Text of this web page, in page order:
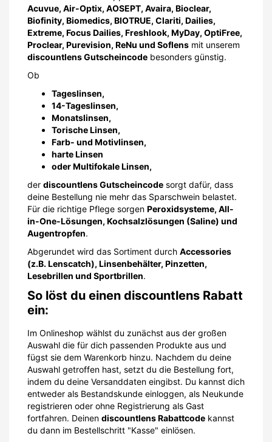
Acuvue, Air-Optix, AOSEPT, Avaira, Bioclear,
Biofinity, Biomedics, BIOTRUE, Clariti, Dailies,
Extreme, Focus Dailies, Freshlook, MyDay, OptiFree,
Proclear, Purevision, ReNu und Soflens mit unserem
discountlens Gutscheincode besonders günstig.
Ob
Tageslinsen,
14-Tageslinsen,
Monatslinsen,
Torische Linsen,
Farb- und Motivlinsen,
harte Linsen
oder Multifokale Linsen,
der discountlens Gutscheincode sorgt dafür, dass
deine Bestellung nie mehr das Sparschwein belastet.
Für die richtige Pflege sorgen Peroxidsysteme, All-
in-One-Lösungen, Kochsalzlösungen (Saline) und
Augentropfen.
Abgerundet wird das Sortiment durch Accessories
(z.B. Lenscatch), Linsenbehälter, Pinzetten,
Lesebrillen und Sportbrillen.
So löst du einen discountlens Rabatt
ein:
Im Onlineshop wählst du zunächst aus der großen
Auswahl die für dich passenden Produkte aus und
fügst sie dem Warenkorb hinzu. Nachdem du deine
Auswahl getroffen hast, setzt du die Bestellung fort,
indem du deine Versanddaten eingibst. Du kannst dich
entweder als Bestandskunde einloggen, als Neukunde
registrieren oder ohne Registrierung als Gast
fortfahren. Deinen discountlens Rabattcode kannst
du dann im Bestellschritt "Kasse" einlösen.